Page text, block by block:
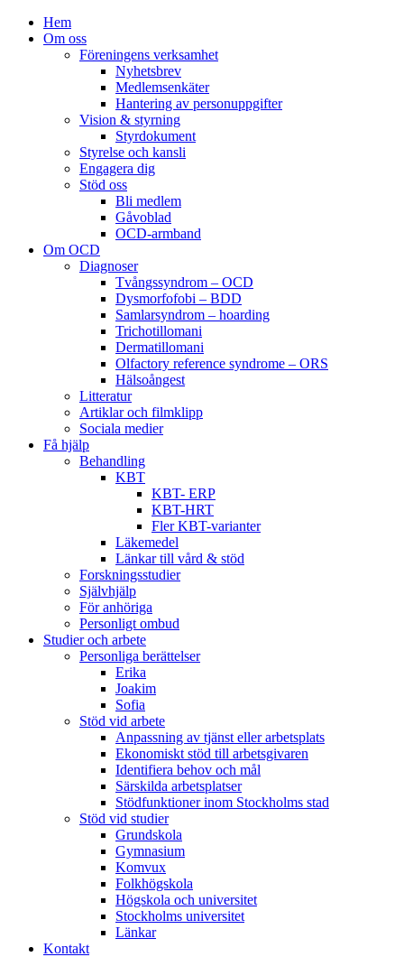
Hem
Om oss
Föreningens verksamhet
Nyhetsbrev
Medlemsenkäter
Hantering av personuppgifter
Vision & styrning
Styrdokument
Styrelse och kansli
Engagera dig
Stöd oss
Bli medlem
Gåvoblad
OCD-armband
Om OCD
Diagnoser
Tvångssyndrom – OCD
Dysmorfofobi – BDD
Samlarsyndrom – hoarding
Trichotillomani
Dermatillomani
Olfactory reference syndrome – ORS
Hälsoångest
Litteratur
Artiklar och filmklipp
Sociala medier
Få hjälp
Behandling
KBT
KBT- ERP
KBT-HRT
Fler KBT-varianter
Läkemedel
Länkar till vård & stöd
Forskningsstudier
Självhjälp
För anhöriga
Personligt ombud
Studier och arbete
Personliga berättelser
Erika
Joakim
Sofia
Stöd vid arbete
Anpassning av tjänst eller arbetsplats
Ekonomiskt stöd till arbetsgivaren
Identifiera behov och mål
Särskilda arbetsplatser
Stödfunktioner inom Stockholms stad
Stöd vid studier
Grundskola
Gymnasium
Komvux
Folkhögskola
Högskola och universitet
Stockholms universitet
Länkar
Kontakt